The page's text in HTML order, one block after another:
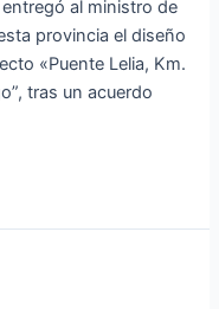
al ministro de
provincia el diseño
«Puente Lelia, Km.
tras un acuerdo